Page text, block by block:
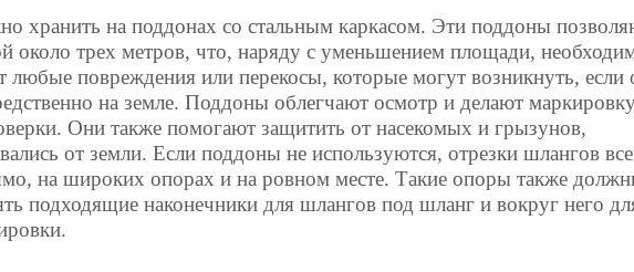
хранить на поддонах со стальным каркасом. Эти поддоны
около трех метров, что, наряду с уменьшением площади,
любые повреждения или перекосы, которые могут возникнуть, если
на земле. Поддоны облегчают осмотр и делают
Они также помогают защитить от насекомых и грызунов,
от земли. Если поддоны не используются, отрезки шлангов
на широких опорах и на ровном месте. Такие опоры также
подходящие наконечники для шлангов под шланг и вокруг него